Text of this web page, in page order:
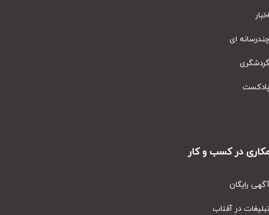
ای
در کسب و کار
رایگان
در آفتاب